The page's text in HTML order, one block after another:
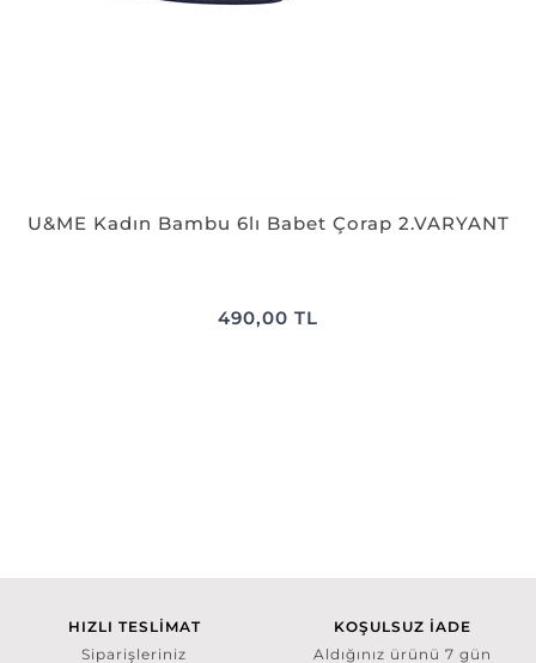
U&ME Kadın Bambu 6lı Babet Çorap 2.VARYANT
490,00 TL
HIZLI TESLİMAT
Siparişleriniz
KOŞULSUZ İADE
Aldığınız ürünü 7 gün